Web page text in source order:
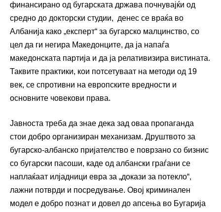
финансирано од бугарската држава почнувајќи од
средно до докторски студии, денес се враќа во
Албанија како „експерт“ за бугарско малцинство, со
цел да ги негира Македонците, да ја напаѓа
македонската партија и да ја релативизира вистината.
Таквите практики, кои потсетуваат на методи од 19
век, се спротивни на европските вредности и
основните човекови права.
Јавноста треба да знае дека зад оваа пропаганда
стои добро организиран механизам. Друштвото за
бугарско-албанско пријателство е поврзано со бизнис
со бугарски пасоши, каде од албански граѓани се
наплаќаат илјадници евра за „докази за потекло“,
лажни потврди и посредување. Овој криминален
модел е добро познат и довел до апсења во Бугарија